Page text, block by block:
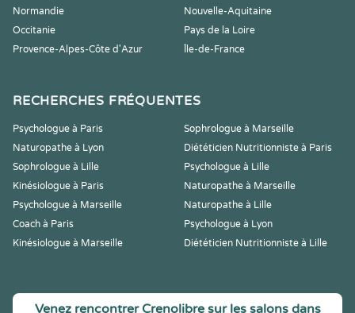
Normandie
Nouvelle-Aquitaine
Occitanie
Pays de la Loire
Provence-Alpes-Côte d'Azur
Île-de-France
RECHERCHES FRÉQUENTES
Psychologue à Paris
Sophrologue à Marseille
Naturopathe à Lyon
Diététicien Nutritionniste à Paris
Sophrologue à Lille
Psychologue à Lille
Kinésiologue à Paris
Naturopathe à Marseille
Psychologue à Marseille
Naturopathe à Lille
Coach à Paris
Psychologue à Lyon
Kinésiologue à Marseille
Diététicien Nutritionniste à Lille
Venez rencontrer Crenolibre sur les salons dans